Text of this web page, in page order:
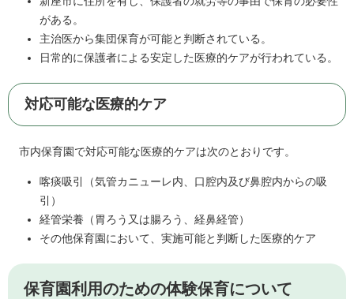
がある。
主治医から集団保育が可能と判断されている。
日常的に保護者による安定した医療的ケアが行われている。
対応可能な医療的ケア
市内保育園で対応可能な医療的ケアは次のとおりです。
喀痰吸引（気管カニューレ内、口腔内及び鼻腔内からの吸
引）
経管栄養（胃ろう又は腸ろう、経鼻経管）
その他保育園において、実施可能と判断した医療的ケア
保育園利用のための体験保育について